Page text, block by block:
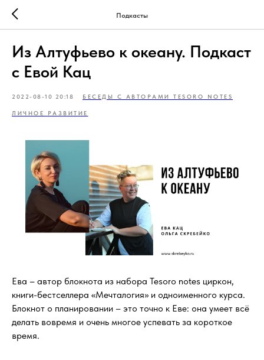
Подкасты
Из Алтуфьево к океану. Подкаст
с Евой Кац
2022-08-10 20:18 БЕСЕДЫ С АВТОРАМИ TESORO NOTES
ЛИЧНОЕ РАЗВИТИЕ
Ева – автор блокнота из набора Tesoro notes циркон,
книги-бестселлера «Мечталогия» и одноименного курса.
Блокнот о планировании – это точно к Еве: она умеет всё
делать вовремя и очень многое успевать за короткое
время.